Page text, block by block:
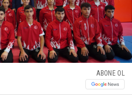
ABONE OL